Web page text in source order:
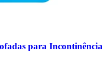
para Incontinência